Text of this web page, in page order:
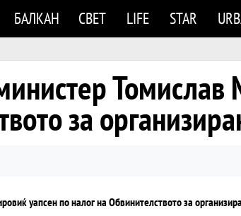
БАЛКАН СВЕТ LIFE STAR
Томислав
за